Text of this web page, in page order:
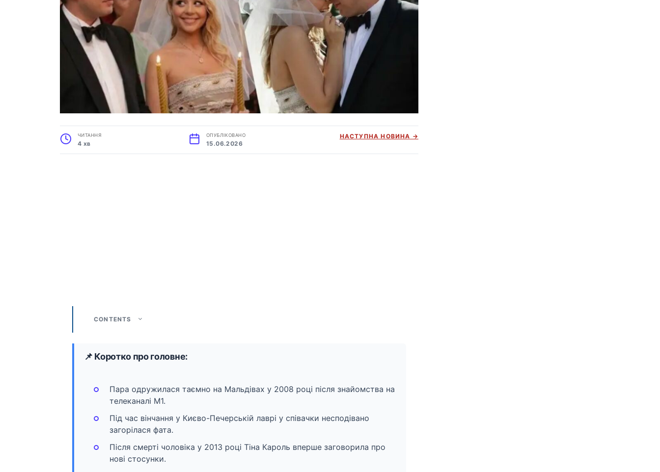
ЧИТАННЯ
4 хв
ОПУБЛІКОВАНО
15.06.2026
НАСТУПНА НОВИНА →
CONTENTS
📌 Коротко про головне:
Пара одружилася таємно на Мальдівах у 2008 році після знайомства на
телеканалі М1.
Під час вінчання у Києво-Печерській лаврі у співачки несподівано
загорілася фата.
Після смерті чоловіка у 2013 році Тіна Кароль вперше заговорила про
нові стосунки.